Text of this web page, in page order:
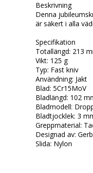
Beskrivning
Denna
är säkert i alla
Specifikation
Totallängd: 213
Vikt: 125 g
Typ: Fast kniv
Användning: Jakt
Blad: 5Cr15MoV
Bladlängd: 102
Bladmodell:
Bladtjocklek: 3
Greppmaterial:
Designad av:
Slida: Nylon